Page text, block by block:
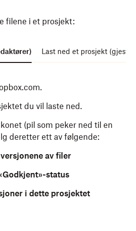
filene i et prosjekt:
Last ned et prosjekt
du vil laste ned.
(pil som peker ned til en
deretter ett av følgende:
av filer
status
i dette prosjektet